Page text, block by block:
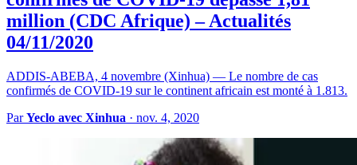
million (CDC Afrique) – Actualités
04/11/2020
ADDIS-ABEBA, 4 novembre (Xinhua) — Le nombre de cas
confirmés de COVID-19 sur le continent africain est monté à 1.813.
ParYeclo avec Xinhua · nov. 4, 2020